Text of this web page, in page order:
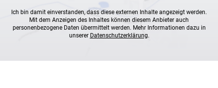
Ich bin damit einverstanden, dass diese externen Inhalte angezeigt werden.
Mit dem Anzeigen des Inhaltes können diesem Anbieter auch
personenbezogene Daten übermittelt werden. Mehr Informationen dazu in
unserer Datenschutzerklärung.